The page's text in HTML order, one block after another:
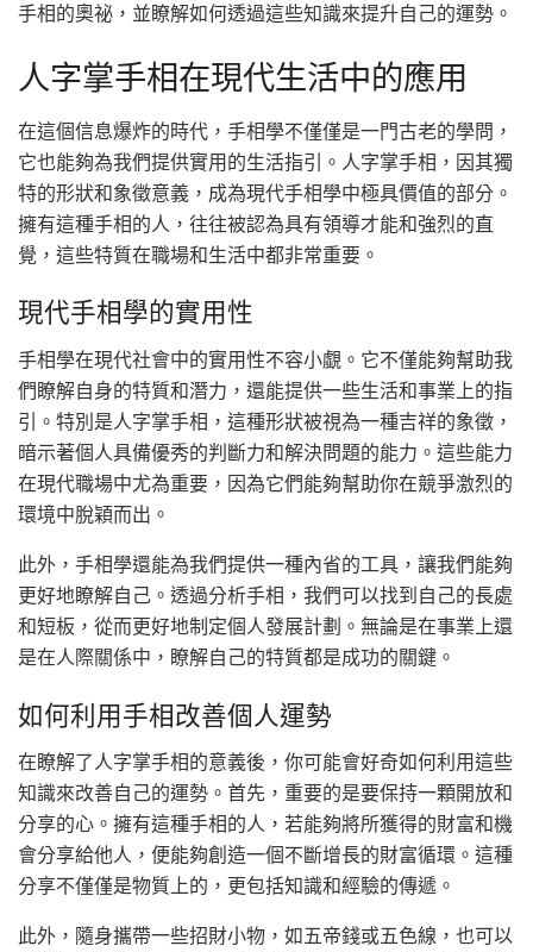
手相的奧祕，並瞭解如何透過這些知識來提升自己的運勢。
人字掌手相在現代生活中的應用
在這個信息爆炸的時代，手相學不僅僅是一門古老的學問，
它也能夠為我們提供實用的生活指引。人字掌手相，因其獨
特的形狀和象徵意義，成為現代手相學中極具價值的部分。
擁有這種手相的人，往往被認為具有領導才能和強烈的直
覺，這些特質在職場和生活中都非常重要。
現代手相學的實用性
手相學在現代社會中的實用性不容小覷。它不僅能夠幫助我
們瞭解自身的特質和潛力，還能提供一些生活和事業上的指
引。特別是人字掌手相，這種形狀被視為一種吉祥的象徵，
暗示著個人具備優秀的判斷力和解決問題的能力。這些能力
在現代職場中尤為重要，因為它們能夠幫助你在競爭激烈的
環境中脫穎而出。
此外，手相學還能為我們提供一種內省的工具，讓我們能夠
更好地瞭解自己。透過分析手相，我們可以找到自己的長處
和短板，從而更好地制定個人發展計劃。無論是在事業上還
是在人際關係中，瞭解自己的特質都是成功的關鍵。
如何利用手相改善個人運勢
在瞭解了人字掌手相的意義後，你可能會好奇如何利用這些
知識來改善自己的運勢。首先，重要的是要保持一顆開放和
分享的心。擁有這種手相的人，若能夠將所獲得的財富和機
會分享給他人，便能夠創造一個不斷增長的財富循環。這種
分享不僅僅是物質上的，更包括知識和經驗的傳遞。
此外，隨身攜帶一些招財小物，如五帝錢或五色線，也可以